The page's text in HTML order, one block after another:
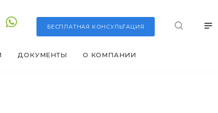
БЕСПЛАТНАЯ КОНСУЛЬТАЦИЯ
ДОКУМЕНТЫ О КОМПАНИИ